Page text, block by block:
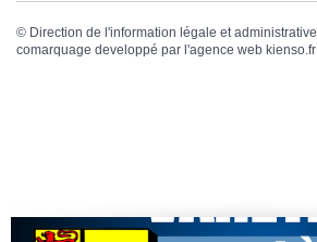
© Direction de l'information légale et administrative
comarquage developpé par l'agence web kienso.fr